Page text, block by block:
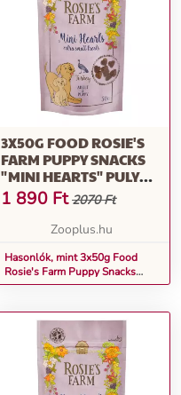
3X50G FOOD ROSIE'S
FARM PUPPY SNACKS
"MINI HEARTS" PULYKA
KÖLYÖKKUTYASNACK
1 890 Ft 2070 Ft
Zooplus.hu
Hasonlók, mint 3x50g Food
Rosie's Farm Puppy Snacks
"Mini Hearts" pulyka